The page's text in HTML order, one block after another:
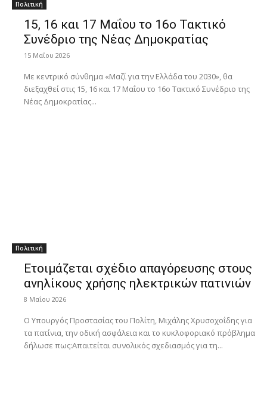
Πολιτική
15, 16 και 17 Μαΐου το 16ο Τακτικό
Συνέδριο της Νέας Δημοκρατίας
15 Μαΐου 2026
Με κεντρικό σύνθημα «Μαζί για την Ελλάδα του 2030», θα
διεξαχθεί στις 15, 16 και 17 Μαΐου το 16ο Τακτικό Συνέδριο της
Νέας Δημοκρατίας...
Πολιτική
Ετοιμάζεται σχέδιο απαγόρευσης στους
ανηλίκους χρήσης ηλεκτρικών πατινιών
8 Μαΐου 2026
O Υπουργός Προστασίας του Πολίτη, Μιχάλης Χρυσοχοΐδης για
τα πατίνια, την οδική ασφάλεια και το κυκλοφοριακό πρόβλημα
δήλωσε πως:Απαιτείται συνολικός σχεδιασμός για τη...